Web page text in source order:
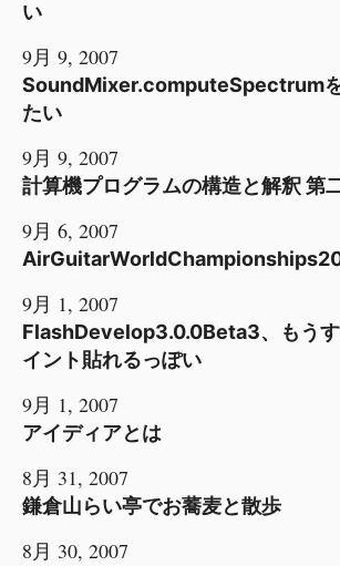
い
9月 9, 2007
SoundMixer.computeSpectrum
たい
9月 9, 2007
計算機プログラムの構造と解釈 第
9月 6, 2007
9月 1, 2007
FlashDevelop3.0.0Beta3、もう
イント貼れるっぽい
9月 1, 2007
アイディアとは
8月 31, 2007
鎌倉山らい亭でお蕎麦と散歩
8月 30, 2007